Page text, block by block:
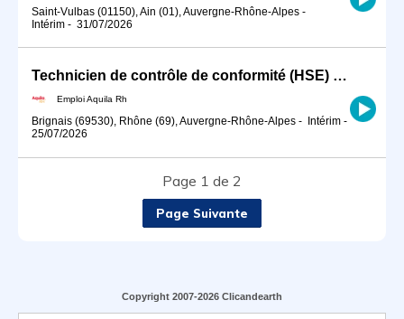
Saint-Vulbas (01150), Ain (01), Auvergne-Rhône-Alpes -
Intérim - 31/07/2026
Technicien de contrôle de conformité (HSE) H/F
Emploi Aquila Rh
Brignais (69530), Rhône (69), Auvergne-Rhône-Alpes - Intérim -
25/07/2026
Page 1 de 2
Page Suivante
Copyright 2007-2026 Clicandearth